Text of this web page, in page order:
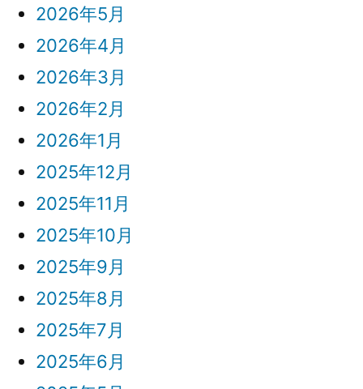
2026年5月
2026年4月
2026年3月
2026年2月
2026年1月
2025年12月
2025年11月
2025年10月
2025年9月
2025年8月
2025年7月
2025年6月